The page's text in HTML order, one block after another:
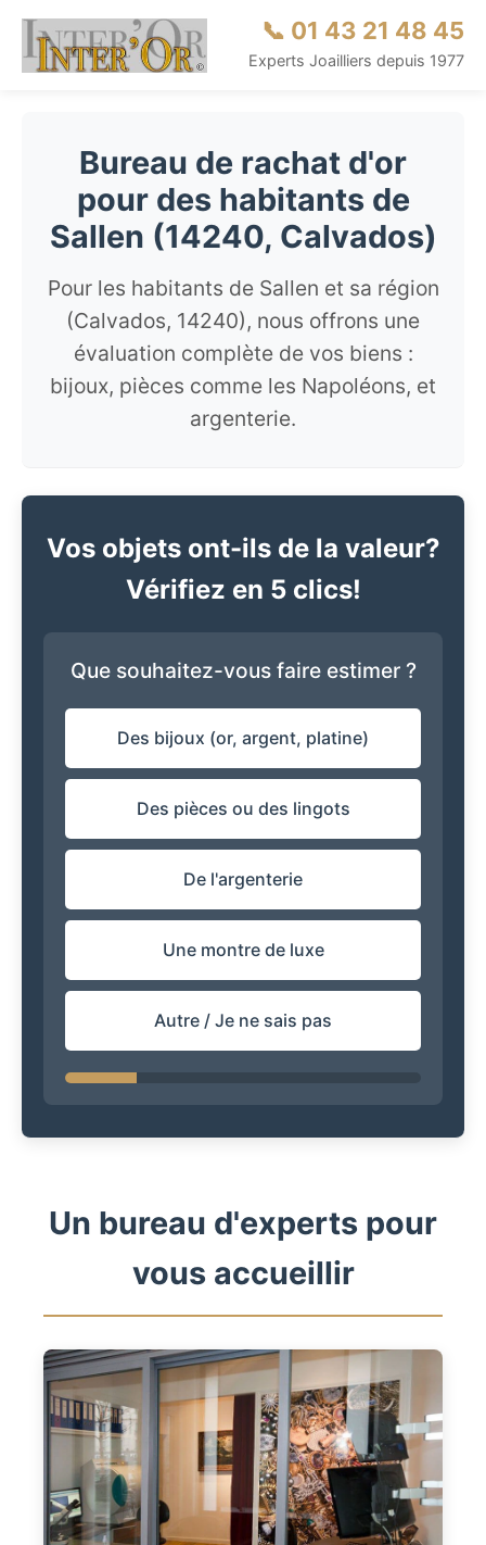
📞 01 43 21 48 45
Experts Joailliers depuis 1977
Bureau de rachat d'or
pour des habitants de
Sallen (14240, Calvados)
Pour les habitants de Sallen et sa région
(Calvados, 14240), nous offrons une
évaluation complète de vos biens :
bijoux, pièces comme les Napoléons, et
argenterie.
Vos objets ont-ils de la valeur?
Vérifiez en 5 clics!
Que souhaitez-vous faire estimer ?
Des bijoux (or, argent, platine)
Des pièces ou des lingots
De l'argenterie
Une montre de luxe
Autre / Je ne sais pas
Un bureau d'experts pour
vous accueillir